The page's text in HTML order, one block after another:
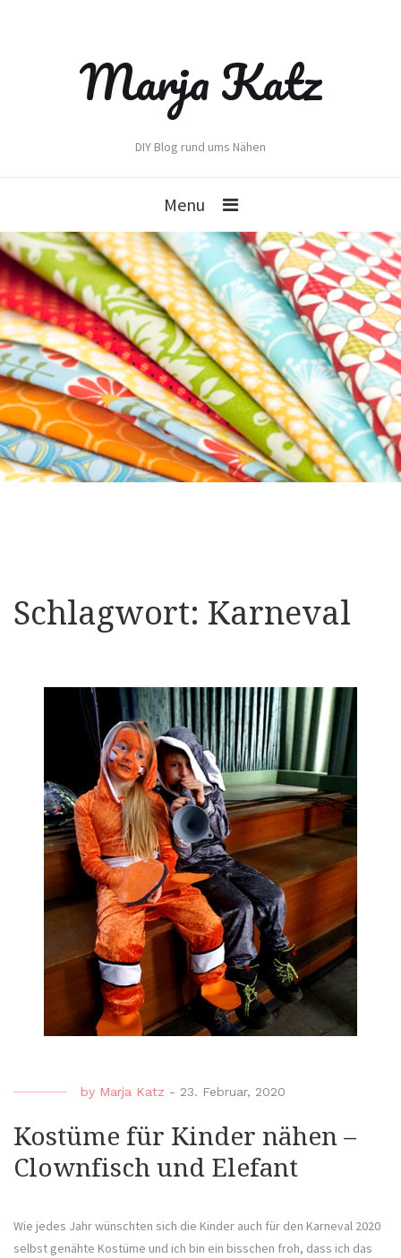
Marja Katz
DIY Blog rund ums Nähen
Menu
Schlagwort: Karneval
by Marja Katz - 23. Februar, 2020
Kostüme für Kinder nähen –
Clownfisch und Elefant
Wie jedes Jahr wünschten sich die Kinder auch für den Karneval 2020
selbst genähte Kostüme und ich bin ein bisschen froh, dass ich das